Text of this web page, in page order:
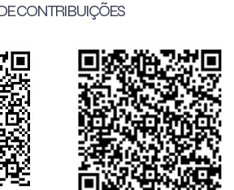
CONTRIBUIÇÕES